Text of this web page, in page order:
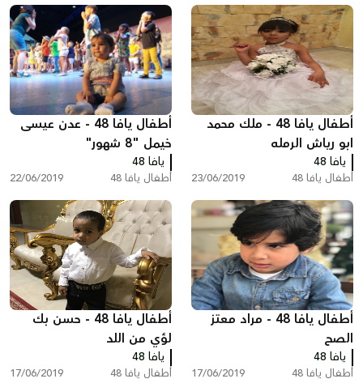
أطفال يافا 48 - ملك محمد
ابو رياش الرمله
يافا 48
أطفال يافا 48 23/06/2019
أطفال يافا 48 - عدن عيسى
خيمل "8 شهور"
يافا 48
أطفال يافا 48 22/06/2019
أطفال يافا 48 - مراد معتز
الصح
يافا 48
أطفال يافا 48 17/06/2019
أطفال يافا 48 - حسن بك
لؤي من اللد
يافا 48
أطفال يافا 48 17/06/2019